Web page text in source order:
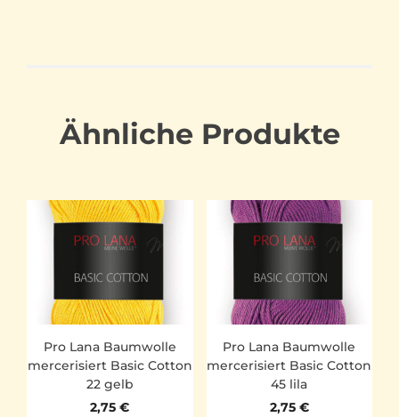
Ähnliche Produkte
Pro Lana Baumwolle
mercerisiert Basic Cotton
22 gelb
2,75€
Pro Lana Baumwolle
mercerisiert Basic Cotton
45 lila
2,75 €